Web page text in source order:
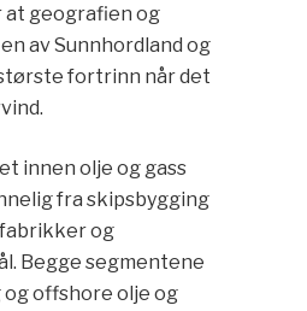
at geografien og
av Sunnhordland og
fortrinn når det
innen olje og gass
fra skipsbygging
og
Begge segmentene
og offshore olje og